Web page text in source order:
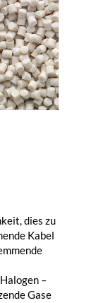
dies zu
Kabel
–
Gase